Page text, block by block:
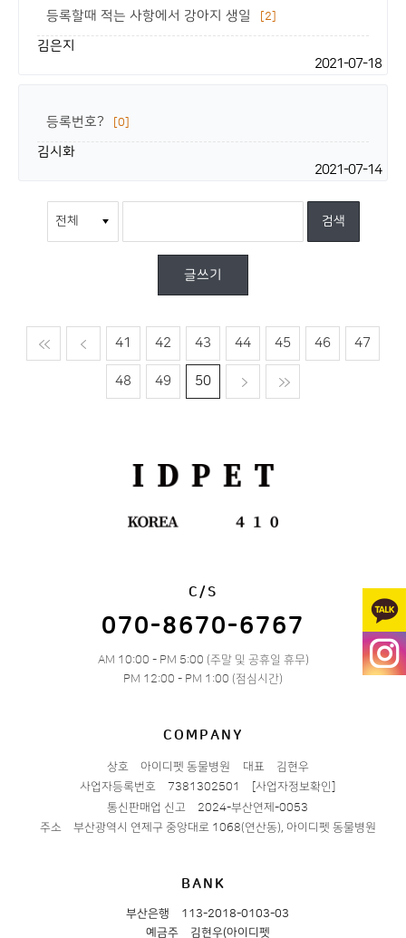
등록할때 적는 사항에서 강아지 생일 [2]
김은지
2021-07-18
등록번호? [0]
김시화
2021-07-14
글쓰기
맨처음 이전
41 42 43 44 45 46 47
48 49 50 다음
C/S
070-8670-6767
AM 10:00 - PM 5:00 (주말 및 공휴일 휴무)
PM 12:00 - PM 1:00 (점심시간)
COMPANY
상호 아이디펫 동물병원 대표
김현우
사업자등록번호
7381302501
[사업자정보확인]
통신판매업 신고
2024-부산연제-0053
주소
부산광역시 연제구 중앙대로 1068(연산동), 아이디펫 동물병원
BANK
부산은행
113-2018-0103-03
예금주
김현우(아이디펫